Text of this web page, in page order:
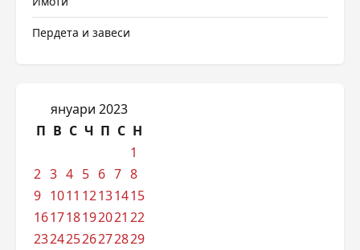
Пердета и завеси
януари 2023
П В С Ч П С Н
1
2 3 4 5 6 7 8
9 1011 12131415
161718192021 22
23242526272829